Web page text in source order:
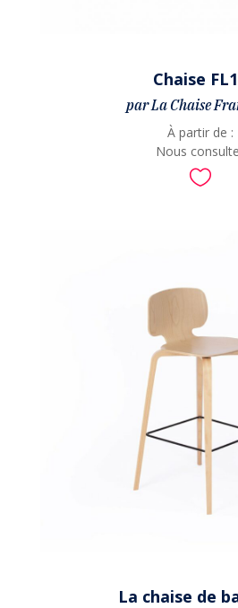
Chaise
par La Chaise
À partir de :
Nous

La chaise de